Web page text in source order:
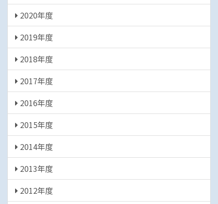
2020年度
2019年度
2018年度
2017年度
2016年度
2015年度
2014年度
2013年度
2012年度